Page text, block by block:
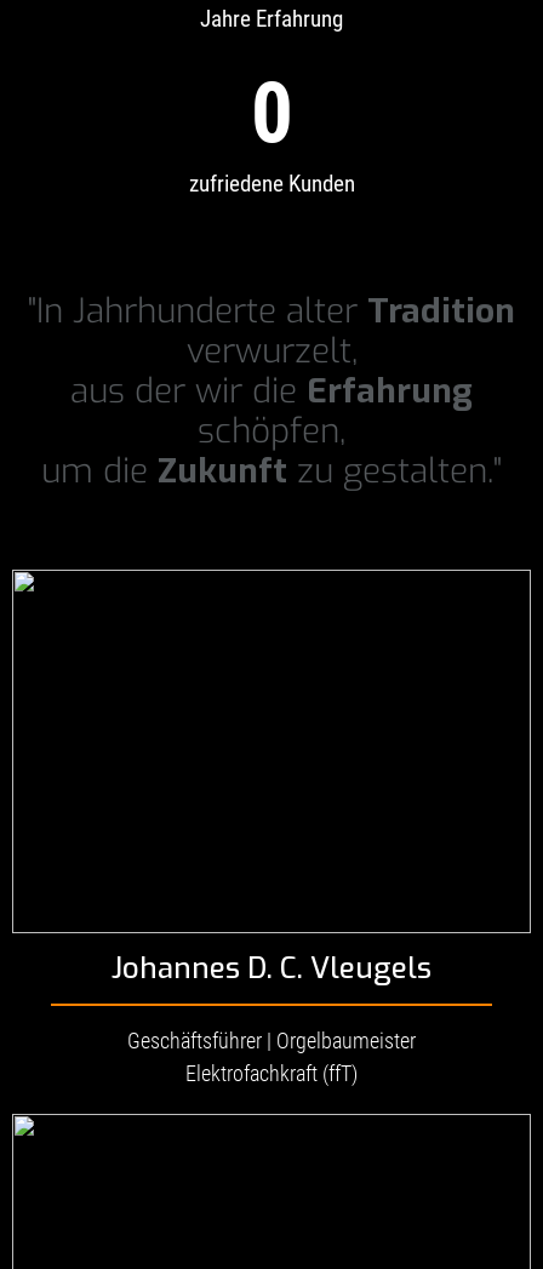
Jahre Erfahrung
0
zufriedene Kunden
"In Jahrhunderte alter Tradition
verwurzelt,
aus der wir die Erfahrung
schöpfen,
um die Zukunft zu gestalten."
Johannes D. C. Vleugels
Geschäftsführer | Orgelbaumeister
Elektrofachkraft (ffT)